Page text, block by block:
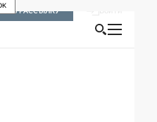
РАССЫЛКУ